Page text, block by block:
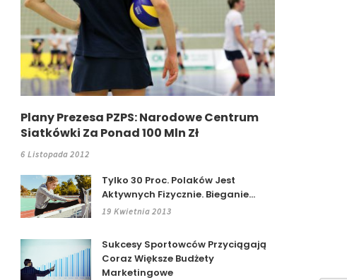
Plany Prezesa PZPS: Narodowe Centrum
Siatkówki Za Ponad 100 Mln Zł
6 Listopada 2012
Tylko 30 Proc. Polaków Jest
Aktywnych Fizycznie. Bieganie...
19 Kwietnia 2013
Sukcesy Sportowców Przyciągają
Coraz Większe Budżety
Marketingowe